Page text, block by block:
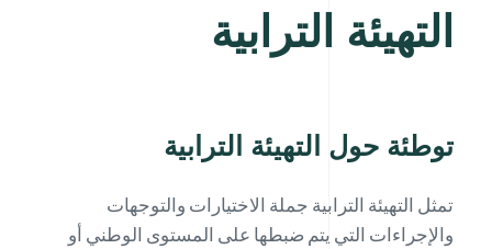
التهيئة الترابية
توطئة حول التهيئة الترابية
تمثل التهيئة الترابية جملة الاختيارات والتوجهات
والإجراءات التي يتم ضبطها على المستوى الوطني أو